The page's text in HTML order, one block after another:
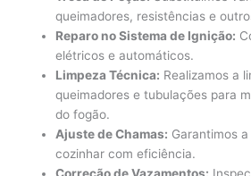
queimadores, resistências e
Reparo no Sistema de Ignição:
elétricos e automáticos.
Limpeza Técnica: Realizamos a
queimadores e tubulações para
do fogão.
Ajuste de Chamas: Garantimos
cozinhar com eficiência.